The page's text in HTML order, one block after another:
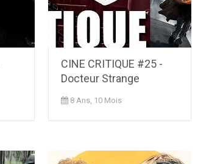
CINE CRITIQUE #25 -
Docteur Strange
8 Ans, 10 Mois